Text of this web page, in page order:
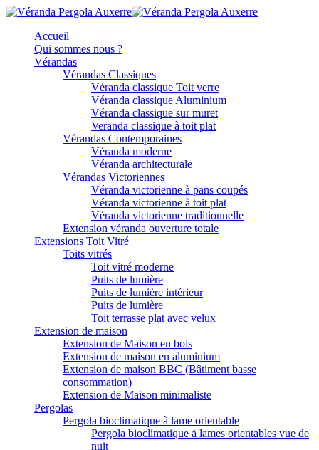
Accueil
Qui sommes nous ?
Vérandas
Vérandas Classiques
Véranda classique Toit verre
Véranda classique Aluminium
Véranda classique sur muret
Veranda classique à toit plat
Vérandas Contemporaines
Véranda moderne
Véranda architecturale
Vérandas Victoriennes
Véranda victorienne à pans coupés
Véranda victorienne à toit plat
Véranda victorienne traditionnelle
Extension véranda ouverture totale
Extensions Toit Vitré
Toits vitrés
Toit vitré moderne
Puits de lumière
Puits de lumière intérieur
Puits de lumière
Toit terrasse plat avec velux
Extension de maison
Extension de Maison en bois
Extension de maison en aluminium
Extension de maison BBC (Bâtiment basse
consommation)
Extension de Maison minimaliste
Pergolas
Pergola bioclimatique à lame orientable
Pergola bioclimatique à lames orientables vue de
nuit